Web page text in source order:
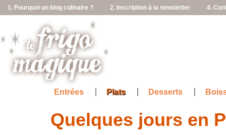
1. Pourquoi un blog culinaire ? 2. Inscription à la newsletter 4.
Entrées Plats Desserts
Quelques jours en